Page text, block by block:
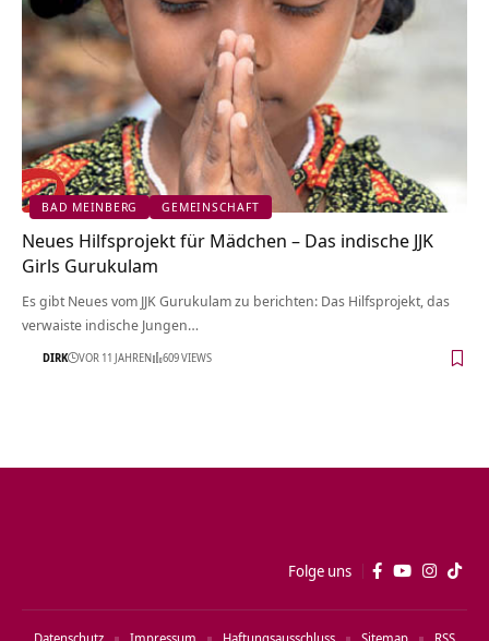
BAD MEINBERG GEMEINSCHAFT
Neues Hilfsprojekt für Mädchen – Das indische JJK
Girls Gurukulam
Es gibt Neues vom JJK Gurukulam zu berichten: Das Hilfsprojekt, das
verwaiste indische Jungen…
DIRK VOR 11 JAHREN 609 VIEWS
Folge uns